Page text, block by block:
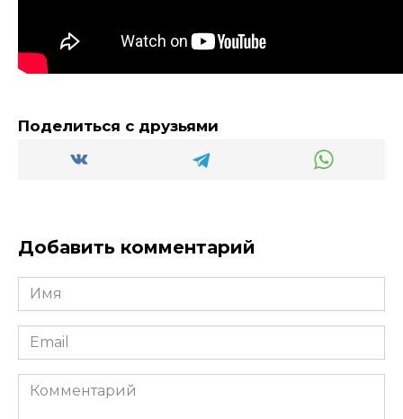
Поделиться с друзьями
Добавить комментарий
Имя
Email
Комментарий